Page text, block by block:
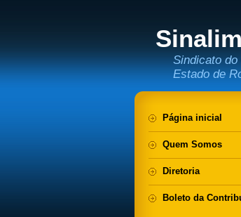
Sindicato
Estado de
Página inicial
Quem Somos
Diretoria
Boleto da